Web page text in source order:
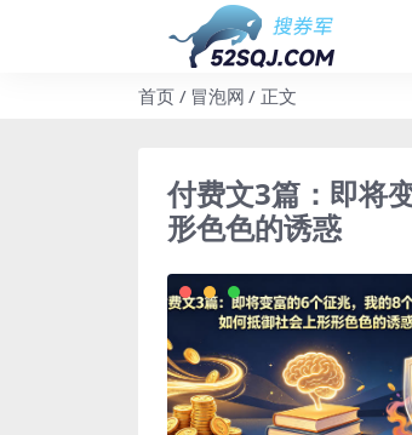
首页 冒泡网 正文
付费文3篇：即将
形色色的诱惑